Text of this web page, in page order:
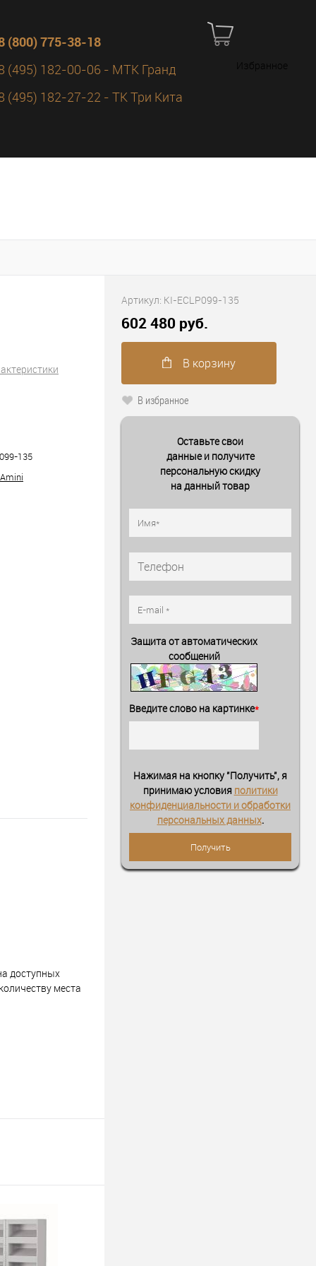
(800) 775-38-18
(495) 182-00-06 - МТК Гранд
(495) 182-27-22 - ТК Три Кита
Избранное
135
доступных
места
Артикул: KI-ECLP099-135
602 480 руб.
В корзину
В избранное
Оставьте свои
данные и получите
персональную скидку
на данный товар
Защита от автоматических
сообщений
Введите слово на картинке*
Нажимая на кнопку "Получить", я
принимаю условия политики
конфиденциальности и обработки
персональных данных.